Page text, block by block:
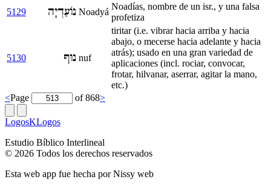
5129
נוֹעַדְיָה Noadyá
Noadías, nombre de un isr., y una falsa
profetiza
5130 נוּף nuf
tiritar (i.e. vibrar hacia arriba y hacia
abajo, o mecerse hacia adelante y hacia
atrás); usado en una gran variedad de
aplicaciones (incl. rociar, convocar,
frotar, hilvanar, aserrar, agitar la mano,
etc.)
<Page of 868>
LogosKLogos
Estudio Bíblico Interlineal
© 2026 Todos los derechos reservados
Esta web app fue hecha porNissy web